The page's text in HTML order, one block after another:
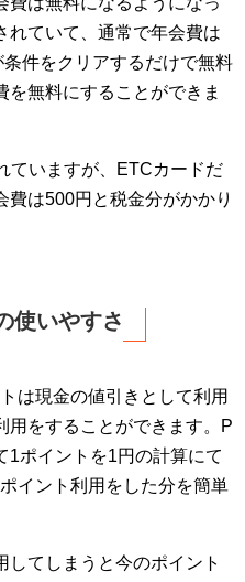
れていて、通常で年会費は
件をクリアするだけで無料
を無料にすることができま
ていますが、ETCカードだ
費は500円と税金分がかかり
使いやすさ
は現金の値引きとして利用
用をすることができます。P
1ポイントを1円の計算にて
イント利用をした分を簡単
してしまうと今のポイント